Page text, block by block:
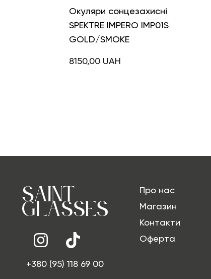
Окуляри сонцезахисні
SPEKTRE IMPERO IMP01S
GOLD/SMOKE
8150,00 UAH
+380 (95) 118 69 00
Про нас
Магазин
Контакти
Оферта